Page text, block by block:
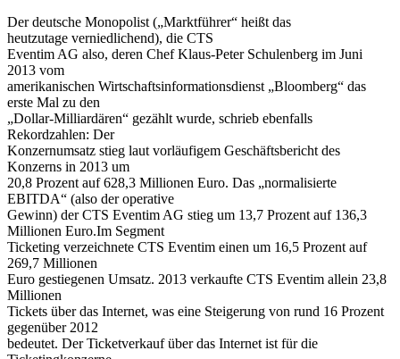
Der deutsche Monopolist („Marktführer“ heißt das
heutzutage verniedlichend), die CTS
Eventim AG also, deren Chef Klaus-Peter Schulenberg im Juni
2013 vom
amerikanischen Wirtschaftsinformationsdienst „Bloomberg“ das
erste Mal zu den
„Dollar-Milliardären“ gezählt wurde, schrieb ebenfalls
Rekordzahlen: Der
Konzernumsatz stieg laut vorläufigem Geschäftsbericht des
Konzerns in 2013 um
20,8 Prozent auf 628,3 Millionen Euro. Das „normalisierte
EBITDA“ (also der operative
Gewinn) der CTS Eventim AG stieg um 13,7 Prozent auf 136,3
Millionen Euro.Im Segment
Ticketing verzeichnete CTS Eventim einen um 16,5 Prozent auf
269,7 Millionen
Euro gestiegenen Umsatz. 2013 verkaufte CTS Eventim allein 23,8
Millionen
Tickets über das Internet, was eine Steigerung von rund 16 Prozent
gegenüber 2012
bedeutet. Der Ticketverkauf über das Internet ist für die